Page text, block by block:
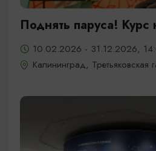
Поднять паруса! Курс
10.02.2026 - 31.12.2026,
Калининград, Третьяковская